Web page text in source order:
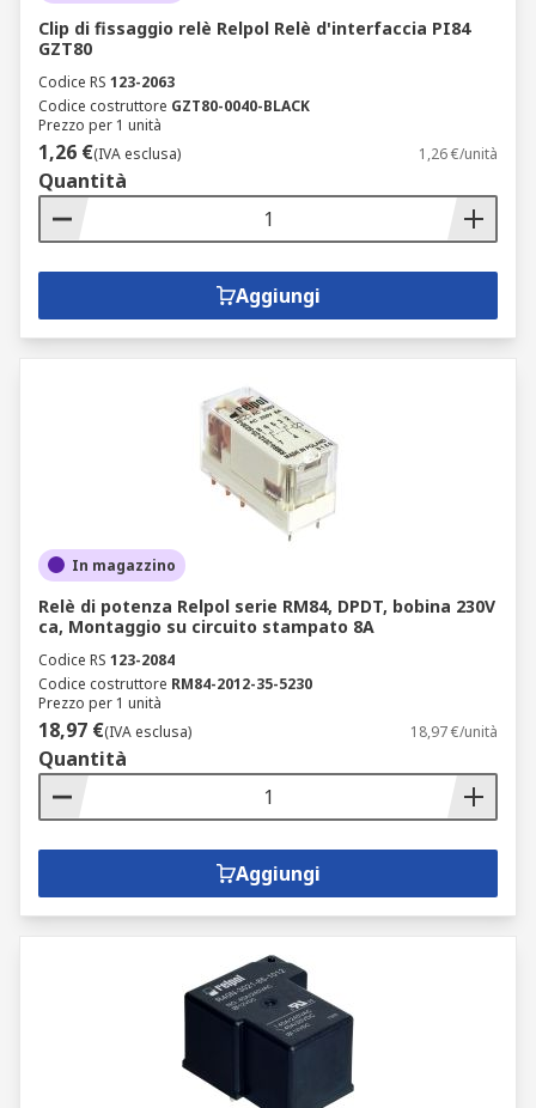
Clip di fissaggio relè Relpol Relè d'interfaccia PI84
GZT80
Codice RS 123-2063
Codice costruttore GZT80-0040-BLACK
Prezzo per 1 unità
1,26 €(IVA esclusa) 1,26 €/unità
Quantità
Aggiungi
In magazzino
Relè di potenza Relpol serie RM84, DPDT, bobina 230V
ca, Montaggio su circuito stampato 8A
Codice RS 123-2084
Codice costruttore RM84-2012-35-5230
Prezzo per 1 unità
18,97 €(IVA esclusa) 18,97 €/unità
Quantità
Aggiungi